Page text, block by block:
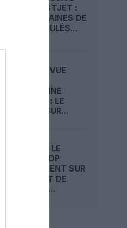
CHEZ WESTJET :
DES CENTAINES DE
VOLS ANNULÉS...
GRÈVE EN VUE
CANADIENNE
WESTJET : LE
CONFLIT SUR...
L’ÉTAT ET LE
GROUPE ADP
S’ACCORDENT SUR
UN PROJET DE
CONTRAT...